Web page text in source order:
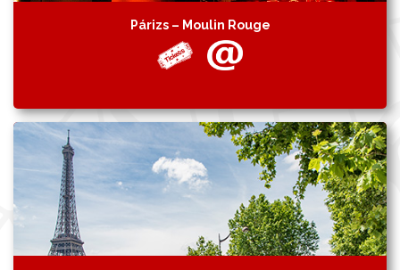
Párizs – Moulin Rouge